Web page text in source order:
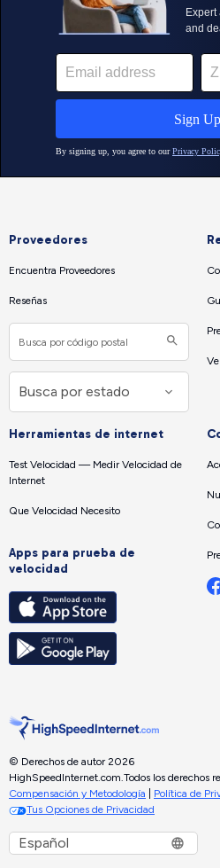
Proveedores
Encuentra Proveedores
Reseñas
Herramientas de internet
Test Velocidad — Medir Velocidad de
Internet
Que Velocidad Necesito
Apps para prueba de
velocidad
© Derechos de autor 2026
HighSpeedInternet.com.Todos los derechos
Compensación y Metodología
Política de
Tus Opciones de Privacidad